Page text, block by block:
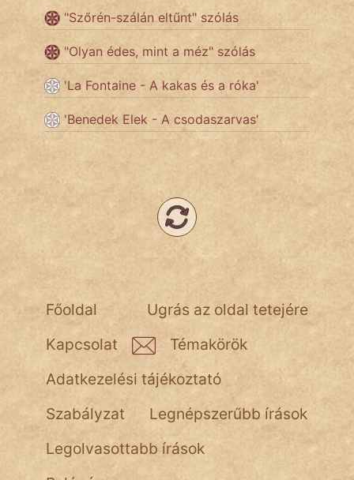
vörös ördög
NapHold
pszichopati
Hoffer Botond
szemfüles
"Szőrén-szálán eltűnt" szólás
"Olyan édes, mint a méz" szólás
'La Fontaine - A kakas és a róka'
'Benedek Elek - A csodaszarvas'
Ugrás az oldal tetejére
Főoldal
Kapcsolat
Témakörök
Adatkezelési tájékoztató
Szabályzat
Legnépszerűbb írások
Legolvasottabb írások